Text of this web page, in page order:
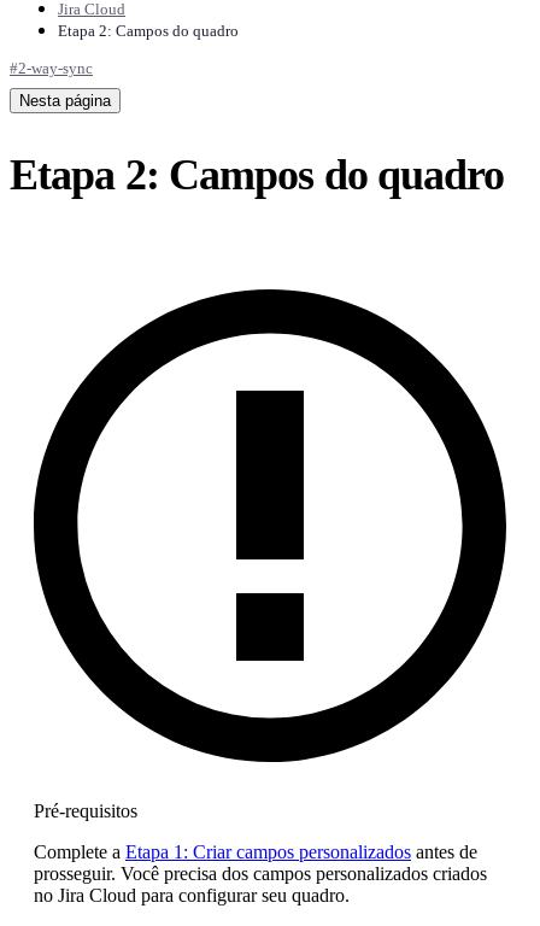
Jira Cloud
Etapa 2: Campos do quadro
#2-way-sync
Nesta página
Etapa 2: Campos do quadro
Pré-requisitos
Complete a Etapa 1: Criar campos personalizados antes de
prosseguir. Você precisa dos campos personalizados criados
no Jira Cloud para configurar seu quadro.